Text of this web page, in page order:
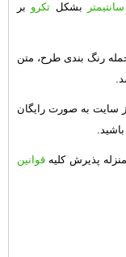
بشکل تکرو بر
رنگ بندی طرح، متن
سایت به صورت رایگان
پذیرش کلیه قوانین